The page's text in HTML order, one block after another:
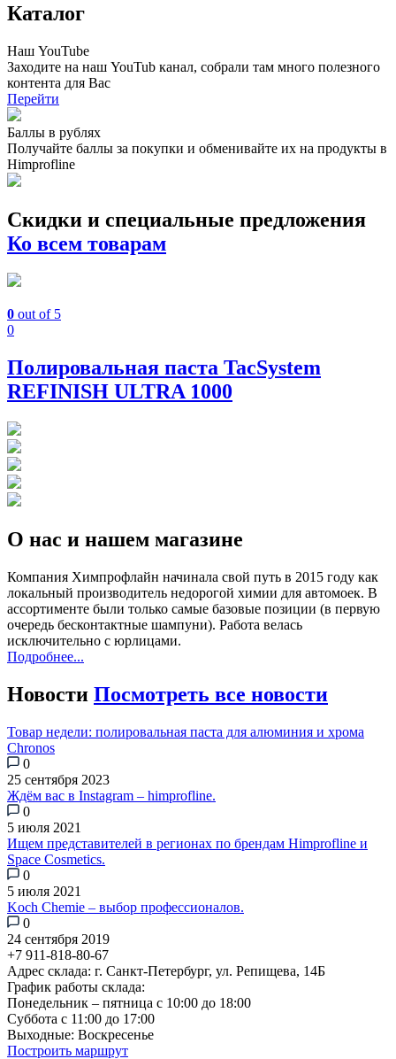
Каталог
Наш YouTube
Заходите на наш YouTub канал, собрали там много полезного
контента для Вас
Перейти
Баллы в рублях
Получайте баллы за покупки и обменивайте их на продукты в
Himprofline
Скидки и специальные предложения
Ко всем товарам
0 out of 5
0
Полировальная паста TacSystem
REFINISH ULTRA 1000
О нас и нашем магазине
Компания Химпрофлайн начинала свой путь в 2015 году как
локальный производитель недорогой химии для автомоек. В
ассортименте были только самые базовые позиции (в первую
очередь бесконтактные шампуни). Работа велась
исключительно с юрлицами.
Подробнее...
Новости Посмотреть все новости
Товар недели: полировальная паста для алюминия и хрома
Chronos
0
25 сентября 2023
Ждём вас в Instagram – himprofline.
0
5 июля 2021
Ищем представителей в регионах по брендам Himprofline и
Space Cosmetics.
0
5 июля 2021
Koch Chemie – выбор профессионалов.
0
24 сентября 2019
+7 911-818-80-67
Адрес склада: г. Санкт-Петербург, ул. Репищева, 14Б
График работы склада:
Понедельник – пятница с 10:00 до 18:00
Суббота c 11:00 до 17:00
Выходные: Воскресенье
Построить маршрут